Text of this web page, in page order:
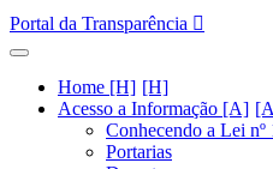
Portal da Transparência
Home [H]
Acesso a Informação [A]
Conhecendo a Lei nº
Portarias